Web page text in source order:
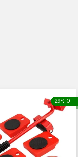
29% OFF